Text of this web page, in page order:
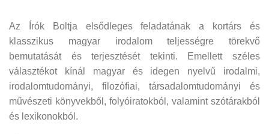
Az Írók Boltja elsődleges feladatának a kortárs és
klasszikus magyar irodalom teljességre törekvő
bemutatását és terjesztését tekinti. Emellett széles
választékot kínál magyar és idegen nyelvű irodalmi,
irodalomtudományi, filozófiai, társadalomtudományi és
művészeti könyvekből, folyóiratokból, valamint szótárakból
és lexikonokból.